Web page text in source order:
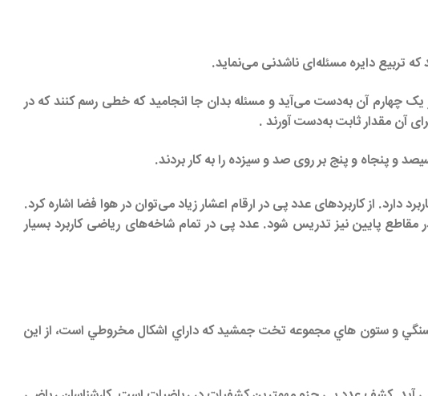
تربیع دایره مسئله‌ای ناشدنی می‌نماید.
چهارم آن به‌دست می‌آید و مسئله بدان جا انجامید که خطی رسم کنند که در
آن مقدار ثابت به‌دست آورند .
و پنجاه و پنج بر روی صد و سیزده را به کار بردند.
از کاربردهای عدد پی در ارقام اعشار زیاد می‌توان در هوا فضا اشاره کرد.
پایین نیز تدریس شود. عدد پی در تمام شاخه‌های ریاضی کاربرد بسیار
كرده بودند. آنها در ساخت سازه هاي سنگي و ستون هاي مجموعه تخت جمشيد كه داراي اشكال مخروطي است، از اين